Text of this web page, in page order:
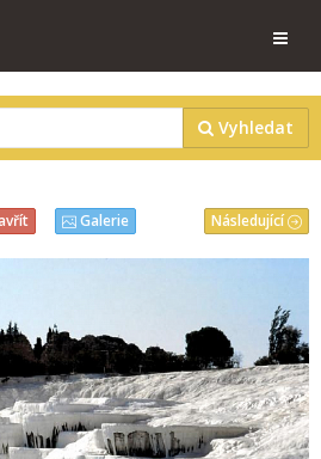
Vyhledat
Následující
Galerie